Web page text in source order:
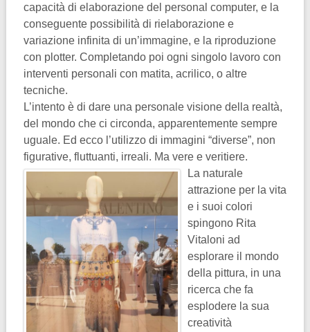
capacità di elaborazione del personal computer, e la
conseguente possibilità di rielaborazione e
variazione infinita di un’immagine, e la riproduzione
con plotter. Completando poi ogni singolo lavoro con
interventi personali con matita, acrilico, o altre
tecniche.
L’intento è di dare una personale visione della realtà,
del mondo che ci circonda, apparentemente sempre
uguale. Ed ecco l’utilizzo di immagini “diverse”, non
figurative, fluttuanti, irreali. Ma vere e veritiere.
La naturale
attrazione per la vita
e i suoi colori
spingono Rita
Vitaloni ad
esplorare il mondo
della pittura, in una
ricerca che fa
esplodere la sua
creatività